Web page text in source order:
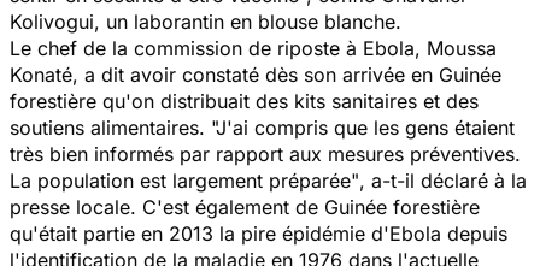
Kolivogui, un laborantin en blouse blanche.
Le chef de la commission de riposte à Ebola, Moussa
Konaté, a dit avoir constaté dès son arrivée en Guinée
forestière qu'on distribuait des kits sanitaires et des
soutiens alimentaires. "J'ai compris que les gens étaient
très bien informés par rapport aux mesures préventives.
La population est largement préparée", a-t-il déclaré à la
presse locale. C'est également de Guinée forestière
qu'était partie en 2013 la pire épidémie d'Ebola depuis
l'identification de la maladie en 1976 dans l'actuelle